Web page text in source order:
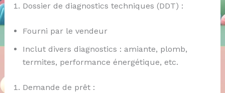
Dossier de diagnostics techniques (DDT) :
Fourni par le vendeur
Inclut divers diagnostics : amiante, plomb,
termites, performance énergétique, etc.
Demande de prêt :